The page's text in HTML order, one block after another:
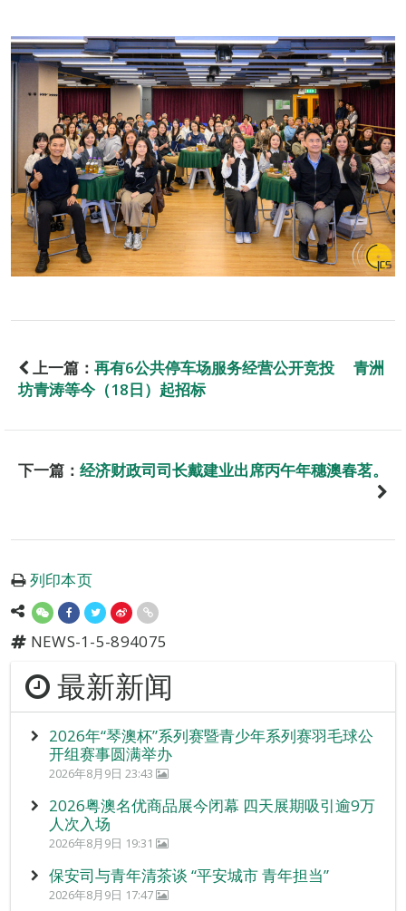
上一篇： 再有6公共停车场服务经营公开竞投 青洲
坊青涛等今（18日）起招标
下一篇： 经济财政司司长戴建业出席丙午年穗澳春茗。
列印本页
NEWS-1-5-894075
最新新闻
2026年“琴澳杯”系列赛暨青少年系列赛羽毛球公
开组赛事圆满举办
2026年8月9日 23:43
2026粤澳名优商品展今闭幕 四天展期吸引逾9万
人次入场
2026年8月9日 19:31
保安司与青年清茶谈 “平安城市 青年担当”
2026年8月9日 17:47